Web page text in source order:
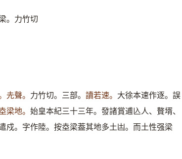
。力竹切
圥聲。 力竹切。三部。 讀若速。 大徐本速作逐。誤
梁地。 始皇本紀三十三年。發諸賞逋兦人、贅壻、
戍。字作陸。按坴梁葢其地多土凷。而土性强梁